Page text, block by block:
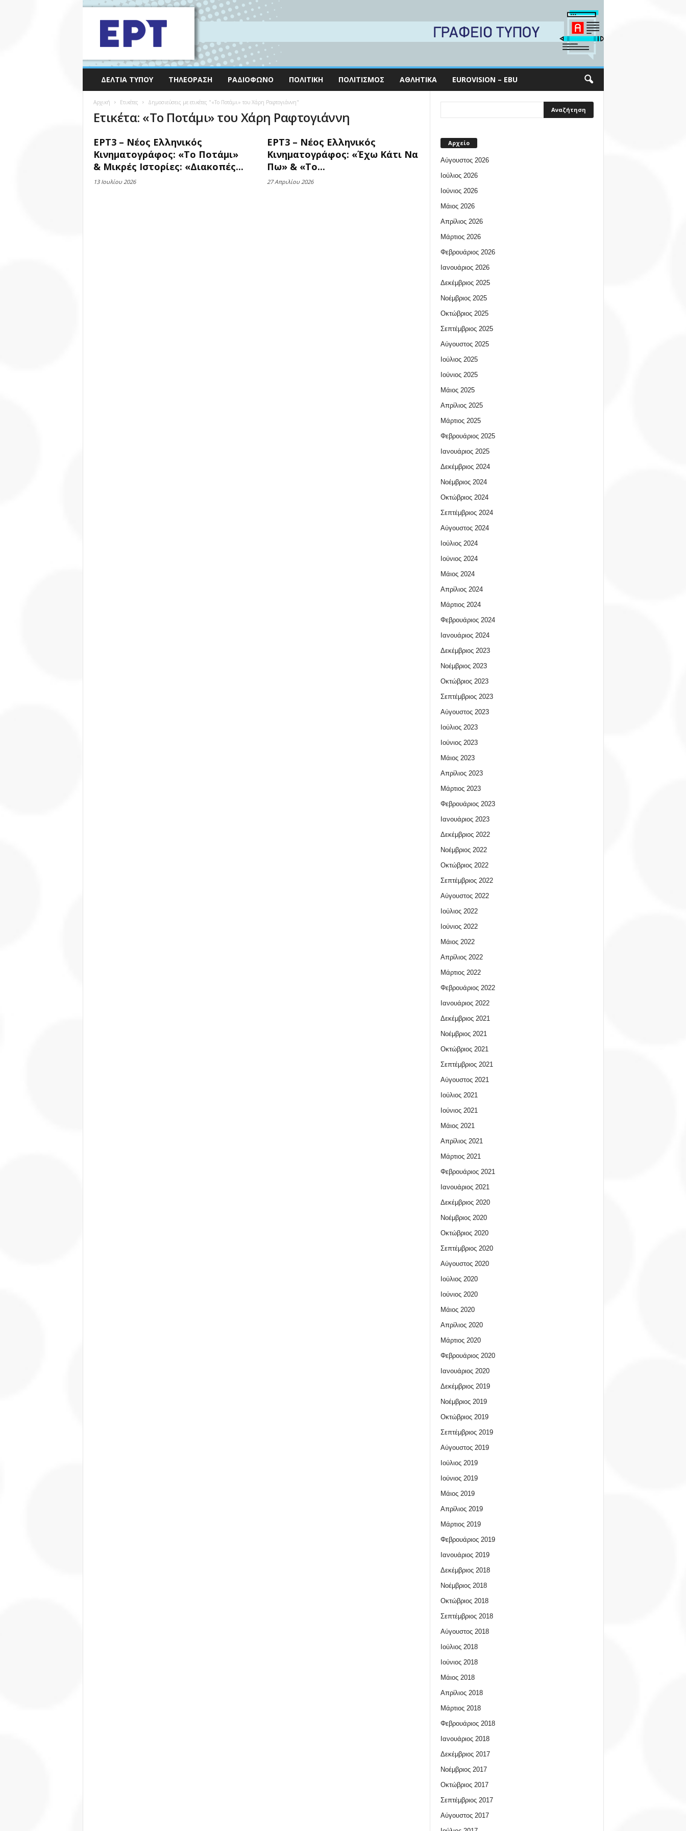
ΔΕΛΤΊΑ ΤΎΠΟΥ ΤΗΛΕΌΡΑΣΗ ΡΑΔΙΌΦΩΝΟ ΠΟΛΙΤΙΚΉ ΠΟΛΙΤΙΣΜΌΣ ΑΘΛΗΤΙΚΆ EUROVISION – EBU
Αρχική Ετικέτες Δημοσιεύσεις με ετικέτες "«Το Ποτάμι» του Χάρη Ραφτογιάννη"
Ετικέτα: «Το Ποτάμι» του Χάρη Ραφτογιάννη
ΕΡΤ3 – Νέος Ελληνικός
Κινηματογράφος: «Το Ποτάμι»
& Μικρές Ιστορίες: «Διακοπές...
13 Ιουλίου 2026
ΕΡΤ3 – Νέος Ελληνικός
Κινηματογράφος: «Έχω Κάτι Να
Πω» & «Το...
27 Απριλίου 2026
Αρχείο
Αύγουστος 2026
Ιούλιος 2026
Ιούνιος 2026
Μάιος 2026
Απρίλιος 2026
Μάρτιος 2026
Φεβρουάριος 2026
Ιανουάριος 2026
Δεκέμβριος 2025
Νοέμβριος 2025
Οκτώβριος 2025
Σεπτέμβριος 2025
Αύγουστος 2025
Ιούλιος 2025
Ιούνιος 2025
Μάιος 2025
Απρίλιος 2025
Μάρτιος 2025
Φεβρουάριος 2025
Ιανουάριος 2025
Δεκέμβριος 2024
Νοέμβριος 2024
Οκτώβριος 2024
Σεπτέμβριος 2024
Αύγουστος 2024
Ιούλιος 2024
Ιούνιος 2024
Μάιος 2024
Απρίλιος 2024
Μάρτιος 2024
Φεβρουάριος 2024
Ιανουάριος 2024
Δεκέμβριος 2023
Νοέμβριος 2023
Οκτώβριος 2023
Σεπτέμβριος 2023
Αύγουστος 2023
Ιούλιος 2023
Ιούνιος 2023
Μάιος 2023
Απρίλιος 2023
Μάρτιος 2023
Φεβρουάριος 2023
Ιανουάριος 2023
Δεκέμβριος 2022
Νοέμβριος 2022
Οκτώβριος 2022
Σεπτέμβριος 2022
Αύγουστος 2022
Ιούλιος 2022
Ιούνιος 2022
Μάιος 2022
Απρίλιος 2022
Μάρτιος 2022
Φεβρουάριος 2022
Ιανουάριος 2022
Δεκέμβριος 2021
Νοέμβριος 2021
Οκτώβριος 2021
Σεπτέμβριος 2021
Αύγουστος 2021
Ιούλιος 2021
Ιούνιος 2021
Μάιος 2021
Απρίλιος 2021
Μάρτιος 2021
Φεβρουάριος 2021
Ιανουάριος 2021
Δεκέμβριος 2020
Νοέμβριος 2020
Οκτώβριος 2020
Σεπτέμβριος 2020
Αύγουστος 2020
Ιούλιος 2020
Ιούνιος 2020
Μάιος 2020
Απρίλιος 2020
Μάρτιος 2020
Φεβρουάριος 2020
Ιανουάριος 2020
Δεκέμβριος 2019
Νοέμβριος 2019
Οκτώβριος 2019
Σεπτέμβριος 2019
Αύγουστος 2019
Ιούλιος 2019
Ιούνιος 2019
Μάιος 2019
Απρίλιος 2019
Μάρτιος 2019
Φεβρουάριος 2019
Ιανουάριος 2019
Δεκέμβριος 2018
Νοέμβριος 2018
Οκτώβριος 2018
Σεπτέμβριος 2018
Αύγουστος 2018
Ιούλιος 2018
Ιούνιος 2018
Μάιος 2018
Απρίλιος 2018
Μάρτιος 2018
Φεβρουάριος 2018
Ιανουάριος 2018
Δεκέμβριος 2017
Νοέμβριος 2017
Οκτώβριος 2017
Σεπτέμβριος 2017
Αύγουστος 2017